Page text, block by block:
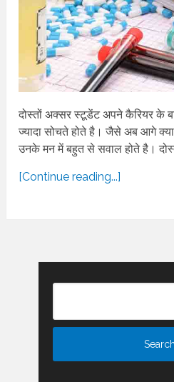
दोस्तों अक्सर स्टूडेंट अपने कैरियर के
ज्यादा सोचते होते है। जैसे अब आगे
उनके मन में बहुत से सवाल होते है।
[Continue reading...]